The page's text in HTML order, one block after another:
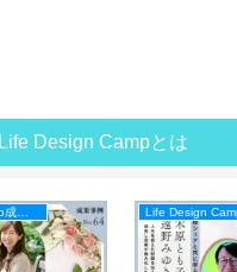
Life Design Campとは
Life Design Camp成果事例